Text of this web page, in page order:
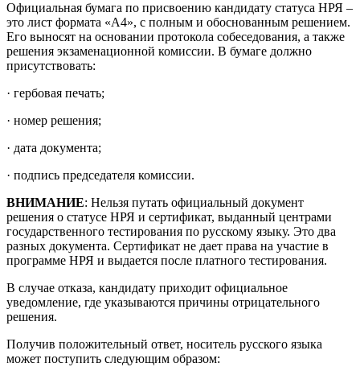
Официальная бумага по присвоению кандидату статуса НРЯ –
это лист формата «А4», с полным и обоснованным решением.
Его выносят на основании протокола собеседования, а также
решения экзаменационной комиссии. В бумаге должно
присутствовать:
· гербовая печать;
· номер решения;
· дата документа;
· подпись председателя комиссии.
ВНИМАНИЕ: Нельзя путать официальный документ
решения о статусе НРЯ и сертификат, выданный центрами
государственного тестирования по русскому языку. Это два
разных документа. Сертификат не дает права на участие в
программе НРЯ и выдается после платного тестирования.
В случае отказа, кандидату приходит официальное
уведомление, где указываются причины отрицательного
решения.
Получив положительный ответ, носитель русского языка
может поступить следующим образом: